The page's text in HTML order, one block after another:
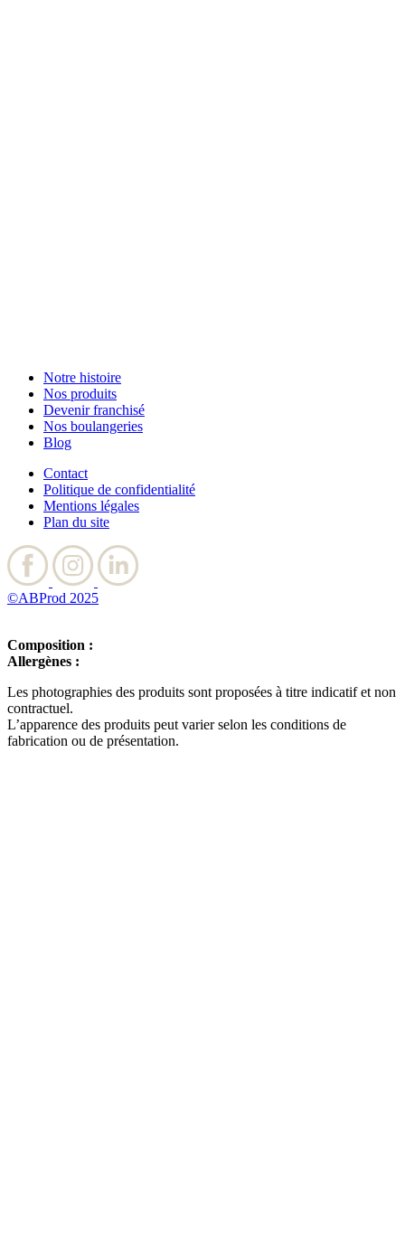
Notre histoire
Nos produits
Devenir franchisé
Nos boulangeries
Blog
Contact
Politique de confidentialité
Mentions légales
Plan du site
©ABProd 2025
Composition :
Allergènes :
Les photographies des produits sont proposées à titre indicatif et non
contractuel.
L’apparence des produits peut varier selon les conditions de
fabrication ou de présentation.